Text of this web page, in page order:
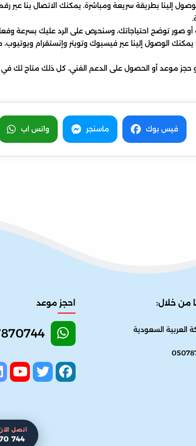
إلينا بطريقة سريعة ومباشرة. يمكنك الاتصال بنا عبر
أو صور توضح احتياجاتك، وسنحرص على الرد عليك بسرعة
الوصول إلينا عبر فيسبوك وتويتر وإنستقرام
حجز موعد أو الحصول على الدعم الفني، كل ذلك متاح لك
فيس بوك ماسنجر واتس اب
من خلال:
العربية السعودية
احجز موعد
اتصل
744